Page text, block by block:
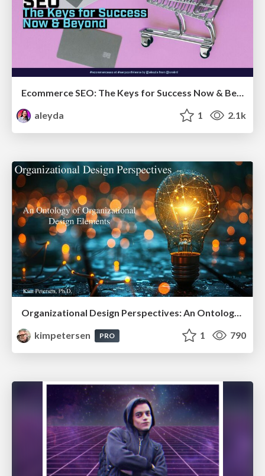
aleyda
1 2.1k
Organizational Design Perspectives: An Ontology of Organizational Design Elements
kimpetersen
PRO 1 790